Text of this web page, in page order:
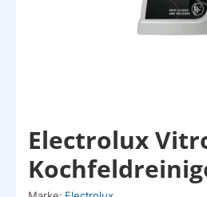
Electrolux